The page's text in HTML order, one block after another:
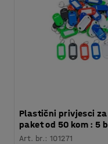
Plastični privjesci
paket od 50 kom : 5
Art. br.:101271